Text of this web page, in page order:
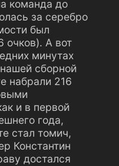
команда до
за серебро
был
очков). А вот
минутах
сборной
набрали 216
и в первой
года,
стал томич,
Константин
достался